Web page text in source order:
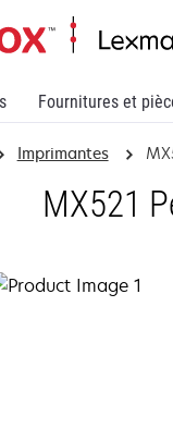
Fournitures et
Imprimantes
MX521